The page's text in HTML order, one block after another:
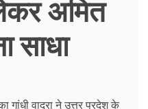
अमित
साधा
गांधी वाद्रा ने उत्तर प्रदेश के